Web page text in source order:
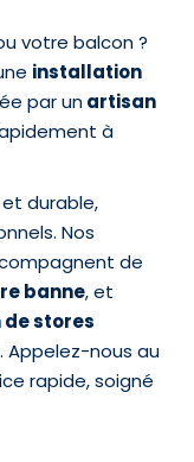
votre balcon ?
installation
par unartisan
à
durable,
Nos
de
banne, et
stores
Appelez-nous au
rapide, soigné